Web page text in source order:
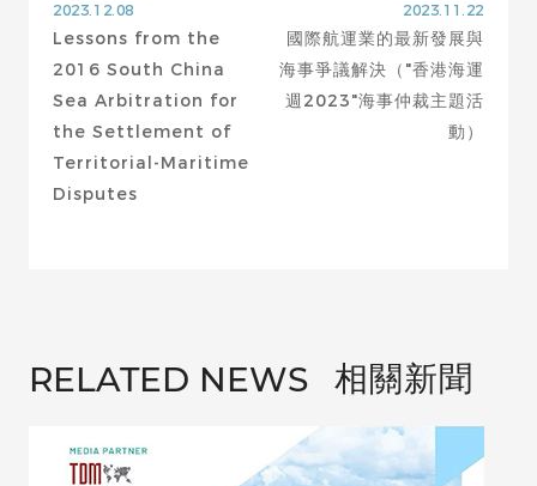
2023.12.08
Lessons from the
2016 South China
Sea Arbitration for
the Settlement of
Territorial-Maritime
Disputes
2023.11.22
國際航運業的最新發展與
海事爭議解決（"香港海運
週2023"海事仲裁主題活
動）
RELATED NEWS 相關新聞